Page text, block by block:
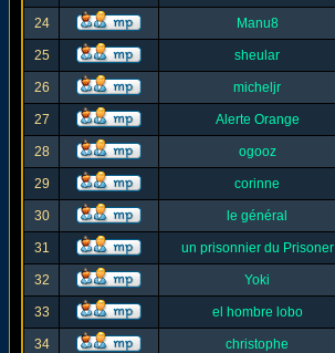
24 Manu8
25 sheular
26 micheljr
27 Alerte Orange
28 ogooz
29 corinne
30 le général
31 un prisonnier du Prisoner
32 Yoki
33 el hombre lobo
34 christophe